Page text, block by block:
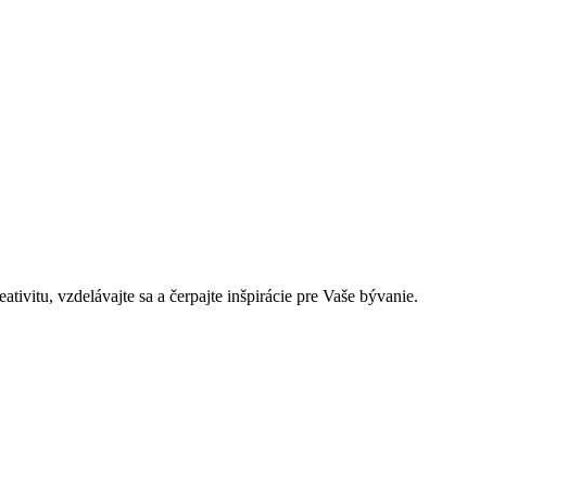
vzdelávajte sa a čerpajte inšpirácie pre Vaše bývanie.